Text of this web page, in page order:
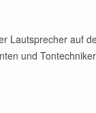
Lautsprecher auf
und